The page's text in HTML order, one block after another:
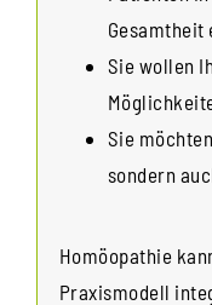
Gesamtheit
Sie wollen
Sie
sondern
Homöopathie
Praxismodell